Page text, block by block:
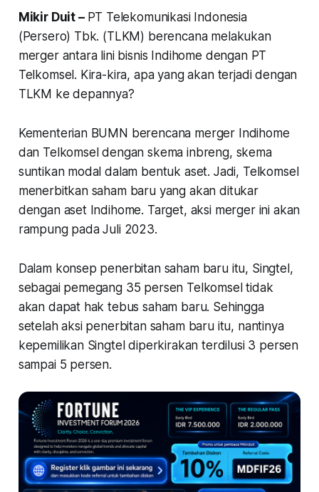
Mikir Duit – PT Telekomunikasi Indonesia
(Persero) Tbk. (TLKM) berencana melakukan
merger antara lini bisnis Indihome dengan PT
Telkomsel. Kira-kira, apa yang akan terjadi dengan
TLKM ke depannya?
Kementerian BUMN berencana merger Indihome
dan Telkomsel dengan skema inbreng, skema
suntikan modal dalam bentuk aset. Jadi, Telkomsel
menerbitkan saham baru yang akan ditukar
dengan aset Indihome. Target, aksi merger ini akan
rampung pada Juli 2023.
Dalam konsep penerbitan saham baru itu, Singtel,
sebagai pemegang 35 persen Telkomsel tidak
akan dapat hak tebus saham baru. Sehingga
setelah aksi penerbitan saham baru itu, nantinya
kepemilikan Singtel diperkirakan terdilusi 3 persen
sampai 5 persen.